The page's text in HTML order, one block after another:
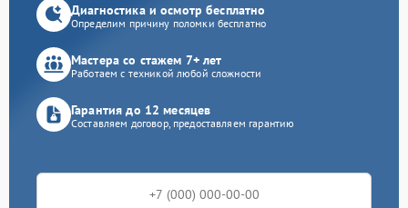
Диагностика и осмотр бесплатно
Определим причину поломки бесплатно
Мастера со стажем 7+ лет
Работаем с техникой любой сложности
Гарантия до 12 месяцев
Составляем договор, предоставляем гарантию